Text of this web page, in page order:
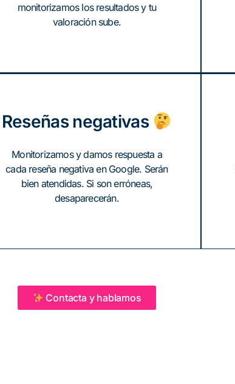
monitorizamos los resultados y tu
valoración sube.
Reseñas negativas
Monitorizamos y damos respuesta a
cada reseña negativa en Google. Serán
bien atendidas. Si son erróneas,
desaparecerán.
Contacta y hablamos